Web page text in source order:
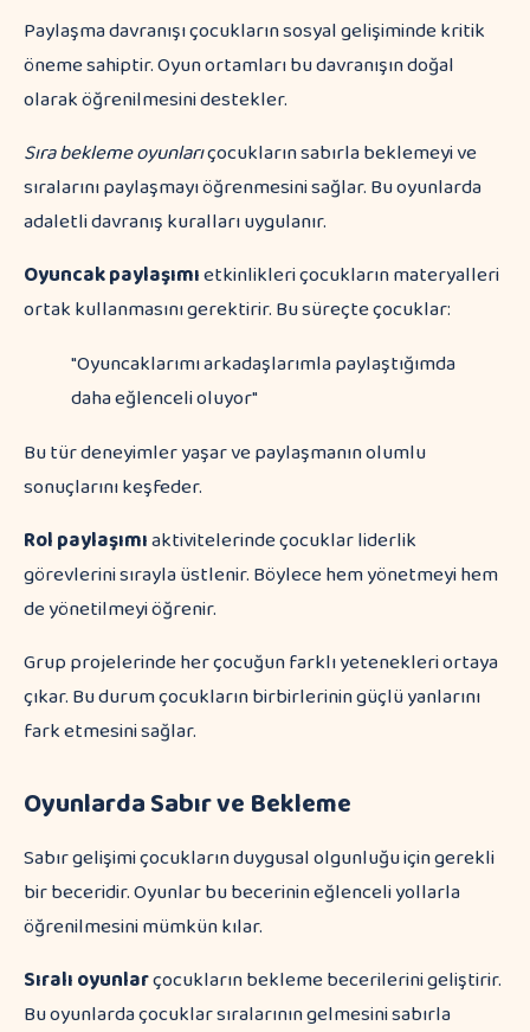
Paylaşma davranışı çocukların sosyal gelişiminde kritik
öneme sahiptir. Oyun ortamları bu davranışın doğal
olarak öğrenilmesini destekler.
Sıra bekleme oyunlarıçocukların sabırla beklemeyi ve
sıralarını paylaşmayı öğrenmesini sağlar. Bu oyunlarda
adaletli davranış kuralları uygulanır.
Oyuncak paylaşımıetkinlikleri çocukların materyalleri
ortak kullanmasını gerektirir. Bu süreçte çocuklar:
"Oyuncaklarımı arkadaşlarımla paylaştığımda
daha eğlenceli oluyor"
Bu tür deneyimler yaşar ve paylaşmanın olumlu
sonuçlarını keşfeder.
Rol paylaşımıaktivitelerinde çocuklar liderlik
görevlerini sırayla üstlenir. Böylece hem yönetmeyi hem
de yönetilmeyi öğrenir.
Grup projelerinde her çocuğun farklı yetenekleri ortaya
çıkar. Bu durum çocukların birbirlerinin güçlü yanlarını
fark etmesini sağlar.
Oyunlarda Sabır ve Bekleme
Sabır gelişimi çocukların duygusal olgunluğu için gerekli
bir beceridir. Oyunlar bu becerinin eğlenceli yollarla
öğrenilmesini mümkün kılar.
Sıralı oyunlarçocukların bekleme becerilerini geliştirir.
Bu oyunlarda çocuklar sıralarının gelmesini sabırla